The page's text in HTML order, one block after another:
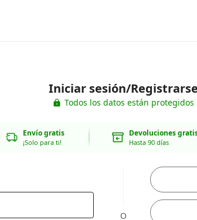
Iniciar sesión/Registrarse
Todos los datos están protegidos
Envío gratis
¡Solo para ti!
Devoluciones
Hasta 90 días
O